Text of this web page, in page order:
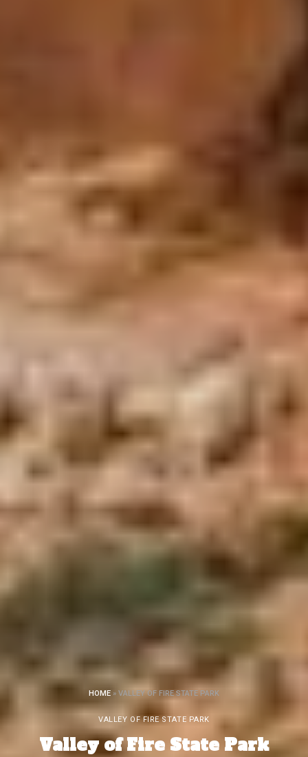
HOME» VALLEY OF FIRE STATE PARK
VALLEY OF FIRE STATE PARK
Valley of Fire State Park